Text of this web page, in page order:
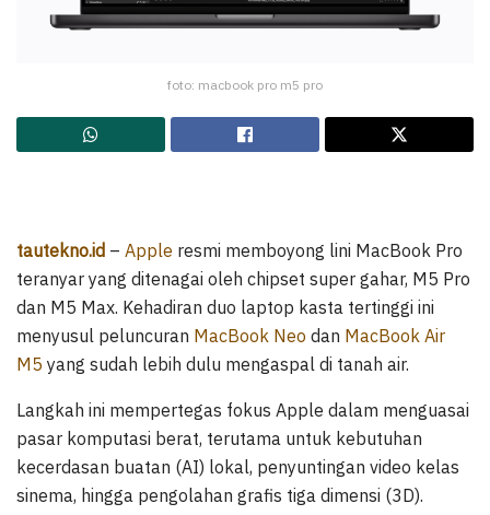
foto: macbook pro m5 pro
tautekno.id – Apple resmi memboyong lini MacBook Pro
teranyar yang ditenagai oleh chipset super gahar, M5 Pro
dan M5 Max. Kehadiran duo laptop kasta tertinggi ini
menyusul peluncuran MacBook Neo dan MacBook Air
M5 yang sudah lebih dulu mengaspal di tanah air.
Langkah ini mempertegas fokus Apple dalam menguasai
pasar komputasi berat, terutama untuk kebutuhan
kecerdasan buatan (AI) lokal, penyuntingan video kelas
sinema, hingga pengolahan grafis tiga dimensi (3D).